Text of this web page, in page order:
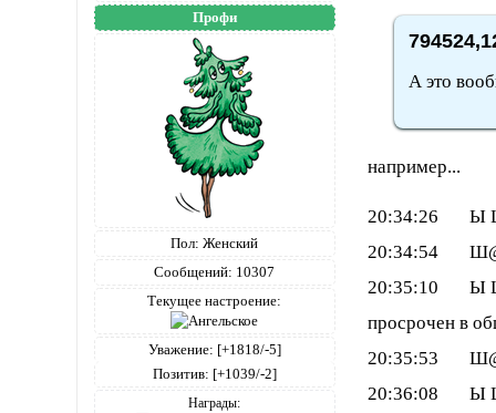
Профи
Пол: Женский
Сообщений: 10307
Текущее настроение:
Уважение: [+1818/-5]
Позитив: [+1039/-2]
Награды:
А это
например...
20:34:26 Ы
20:34:54
20:35:10 Ы
просрочен в
20:35:53
20:36:08 Ы